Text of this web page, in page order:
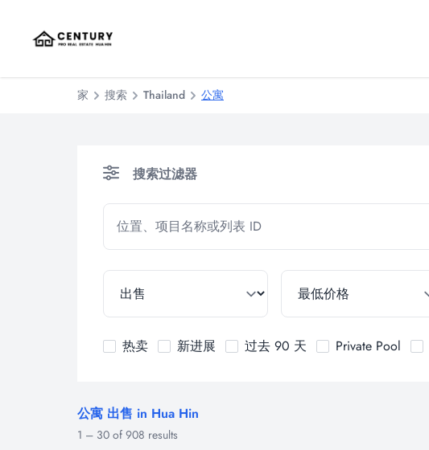
家 搜索 Thailand 公寓
搜索过滤器
热卖 新进展 过去 90 天 Private Pool
公寓 出售 in Hua Hin
1 – 30 of 908 results